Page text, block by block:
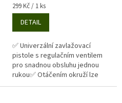
Měrná
cena:
299 Kč / 1 ks
DETAIL
✅ Univerzální zavlažovací
pistole s regulačním ventilem
pro snadnou obsluhu jednou
rukou✅ Otáčením okruží lze
nastavit až 7 různých proudů